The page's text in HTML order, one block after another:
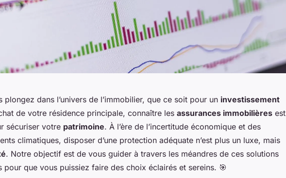
plongez dans l’univers de l’immobilier, que ce soit pour un investissement
de votre résidence principale, connaître les assurances immobilières est
sécuriser votre patrimoine. À l’ère de l’incertitude économique et des
climatiques, disposer d’une protection adéquate n’est plus un luxe, mais
. Notre objectif est de vous guider à travers les méandres de ces solutions
pour que vous puissiez faire des choix éclairés et sereins. 🎯